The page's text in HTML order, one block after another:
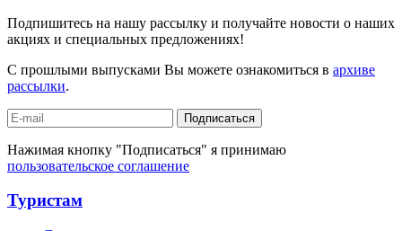
Подпишитесь на нашу рассылку и получайте новости о наших
акциях и специальных предложениях!
С прошлыми выпусками Вы можете ознакомиться в архиве
рассылки.
Подписаться
Нажимая кнопку "Подписаться" я принимаю
пользовательское соглашение
Туристам